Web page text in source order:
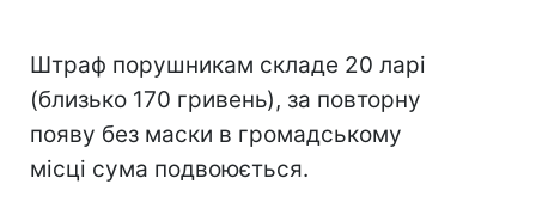
Штраф порушникам складе 20 ларі
(близько 170 гривень), за повторну
появу без маски в громадському
місці сума подвоюється.